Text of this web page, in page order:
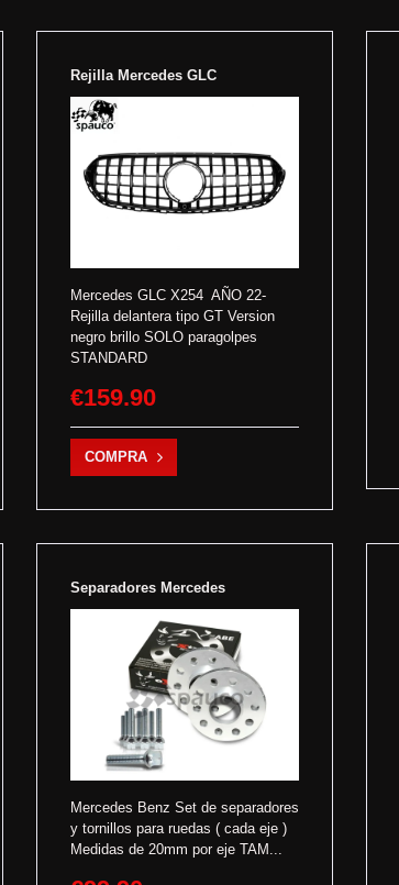
Rejilla Mercedes GLC
Mercedes GLC X254 AÑO 22-
Rejilla delantera tipo GT Version
negro brillo SOLO paragolpes
STANDARD
€159.90
COMPRA
Separadores Mercedes
Mercedes Benz Set de separadores
y tornillos para ruedas ( cada eje )
Medidas de 20mm por eje TAM...